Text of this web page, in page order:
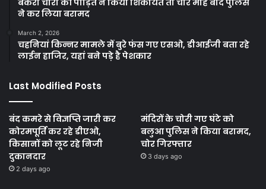
ने कर लिया बरामद
March 2, 2026
चहनियां किन्नर मामले में बुरे फंस गए एसओ, डीआईजी बता रहे
लाईन हाजिर, यहां बने पड़े है पेशकार
Last Modified Posts
बंद कमरे से विज्ञप्ति जारी कर
कोरमपूर्ति कर रहे डीएओ,
किसानों को लूट रहे निजी
दुकानदार
2 days ago
मंदिरों के चोरी गए घंटे को
बलुआ पुलिस ने किया बरामद,
चोर गिरफ्तार
3 days ago